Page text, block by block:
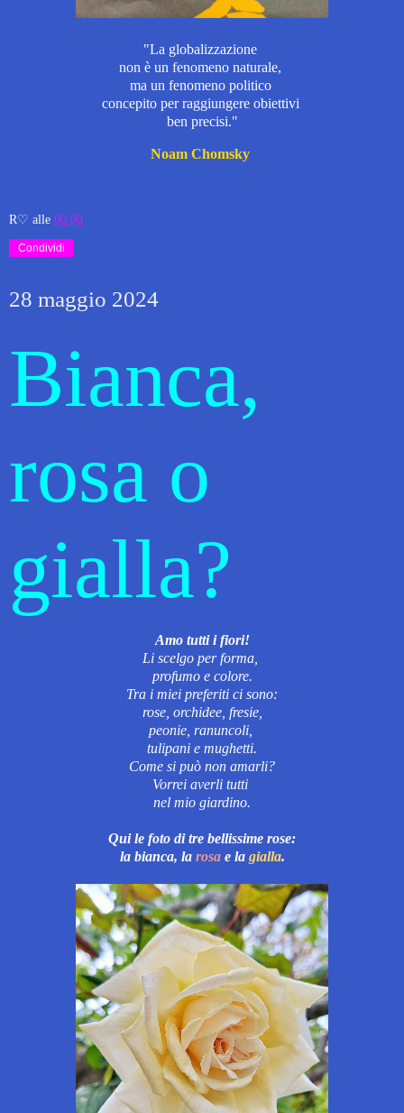
"La globalizzazione
non è un fenomeno naturale,
ma un fenomeno politico
concepito per raggiungere obiettivi
ben precisi."
Noam Chomsky
R♡ alle 00:00
Condividi
28 maggio 2024
Bianca,
rosa o
gialla?
Amo tutti i fiori!
Li scelgo per forma,
profumo e colore.
Tra i miei preferiti ci sono:
rose, orchidee, fresie,
peonie, ranuncoli,
tulipani e mughetti.
Come si può non amarli?
Vorrei averli tutti
nel mio giardino.
Qui le foto di tre bellissime rose:
la bianca, la rosae la gialla.